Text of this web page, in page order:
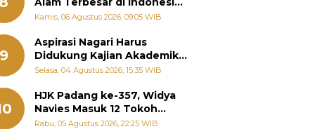
Groundbreaking September
Kamis, 06 Agustus 2026, 09:05 WIB
9
Aspirasi Nagari Harus
Didukung Kajian Akademik,
Zigo Rolanda: Agar Mudah
Kementerian
Selasa, 04 Agustus 2026, 15:35 WIB
HJK Padang ke-357, Widya
Navies Masuk 12 Tokoh
Masyarakat Penerima
Rabu, 05 Agustus 2026, 22:25 WIB